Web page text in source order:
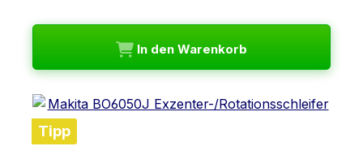
In den Warenkorb
Tipp